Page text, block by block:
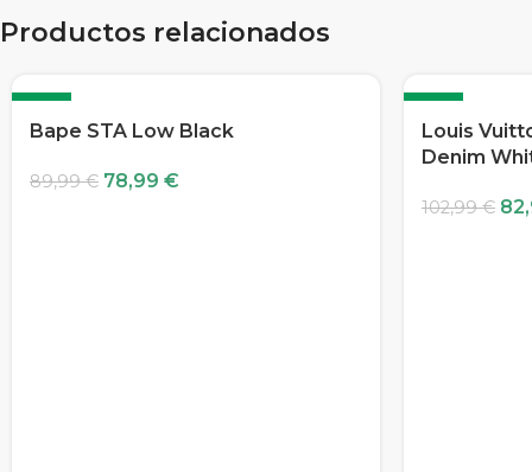
Productos relacionados
-12%
Bape STA Low Black
89,99€ 78,99 €
-19%
Louis
Denim
102,99€